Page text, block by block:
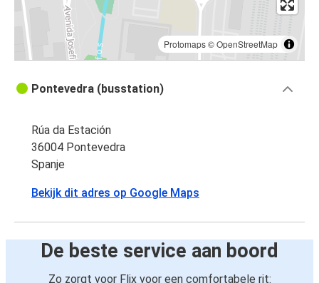
Protomaps©OpenStreetMap
Pontevedra (busstation)
Rúa da Estación
36004 Pontevedra
Spanje
Bekijk dit adres op Google Maps
De beste service aan boord
Zo zorgt voor Flix voor een comfortabele rit: